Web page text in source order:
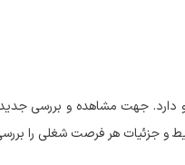
دارد. جهت مشاهده و بررسی
و جزئیات هر فرصت شغلی را